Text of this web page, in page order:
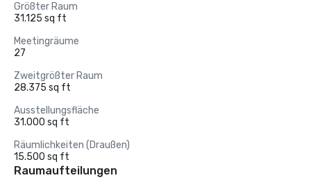
Größter Raum
31.125 sq ft
Meetingräume
27
Zweitgrößter Raum
28.375 sq ft
Ausstellungsfläche
31.000 sq ft
Räumlichkeiten (Draußen)
15.500 sq ft
Raumaufteilungen